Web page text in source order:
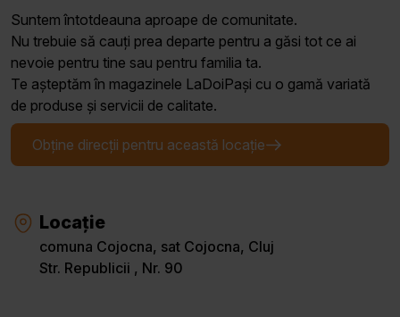
Suntem întotdeauna aproape de comunitate.
Nu trebuie să cauți prea departe pentru a găsi tot ce ai
nevoie pentru tine sau pentru familia ta.
Te așteptăm în magazinele LaDoiPași cu o gamă variată
de produse și servicii de calitate.
Obține direcții pentru această locație
Locație
comuna Cojocna, sat Cojocna, Cluj
Str. Republicii , Nr. 90